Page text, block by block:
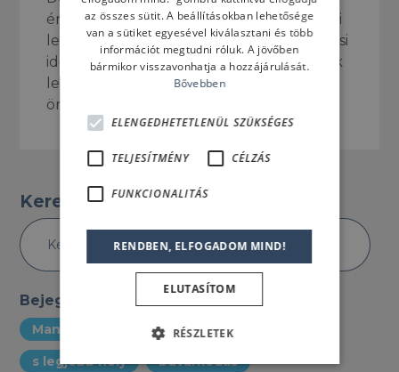
érdemes ide ellátogatni, ekkor szemtanúi
lehetünk az egyedülálló ördögrája párzási
időszaknak, amely kétségtelenül az egyik
legnagyszerűbb élményt nyújtja az
ördögrájákra kíváncsi búvároknak.
Keresés a Blogban
Bejegyzés cimkéi
Manta Ördögrája
merülé
s legjobb hely
búvárkodás
az összes sütit. A beállításokban lehetősége
van a sütiket egyesével kiválasztani és több
információt megtudni róluk. A jövőben
bármikor visszavonhatja a hozzájárulását.
Bővebben
ELENGEDHETETLENÜL SZÜKSÉGES
TELJESÍTMÉNY CÉLZÁS
FUNKCIONALITÁS
RENDBEN, ELFOGADOM MIND!
ELUTASÍTOM
RÉSZLETEK